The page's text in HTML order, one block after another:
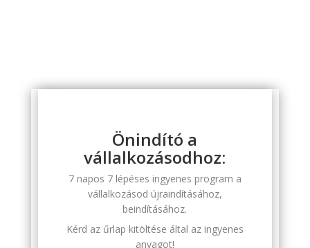
Önindító a
vállalkozásodhoz:
7 napos 7 lépéses ingyenes program a
vállalkozásod újraindításához,
beindításához.
Kérd az űrlap kitöltése által az ingyenes
anyagot!